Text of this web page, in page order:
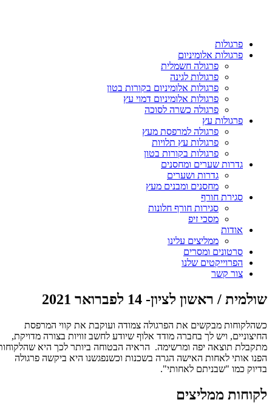
פרגולות
פרגולות אלומיניום
פרגולה חשמלית
פרגולות לגינה
פרגולות אלומיניום בקורות בטון
פרגולות אלומיניום דמוי עץ
פרגולה כשרה לסוכה
פרגולות עץ
פרגולה למרפסת מעץ
פרגולות עץ תלויות
פרגולות בקורות בטון
גדרות שערים ומחסנים
גדרות ושערים
מחסנים ומבנים מעץ
סגירת חורף
סגירות חורף חלונות
מסכי זיפ
אודות
ממליצים עלינו
סרטונים ומסרים
הפרוייקטים שלנו
צור קשר
שולמית / ראשון לציון- 14 לפברואר 2021
התמונות
מטה
מספרות
סיפור
שולמית
כשהלקוחות מבקשים את הפרגולה צמודה ועוקבת את קווי המרפסת
החיצוניים, ויש לך בחברה מודד אלוף שיודע לחשב זוויות בצורה מדויקת,
מתקבלת תוצאה יפה ומרשימה. הראיה הבטוחה ביותר לכך היא שהלקוחות
הפנו אותי לאחות האישה הגרה בשכנות וכשנפגשנו היא ביקשה פרגולה
בדיוק כמו "שבניתם לאחותי".
לקוחות ממליצים